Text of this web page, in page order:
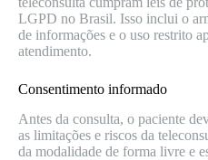
LGPD no Brasil. Isso inclui o
de informações e o uso restrito
atendimento.
Consentimento informado
Antes da consulta, o paciente
as limitações e riscos da
da modalidade de forma livre e